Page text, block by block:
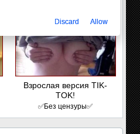
Взрослая версия TIK-
TOK!
✅Без цензуры✅
Discard Allow